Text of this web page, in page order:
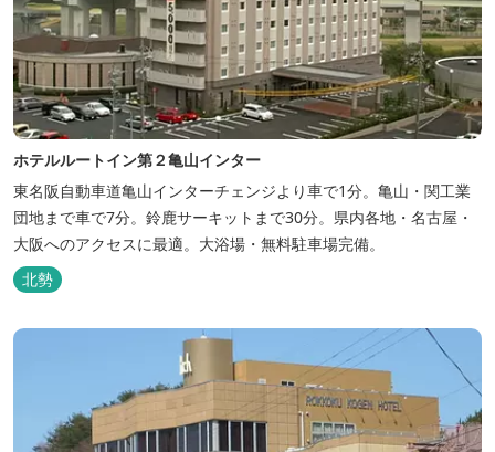
ホテルルートイン第２亀山インター
東名阪自動車道亀山インターチェンジより車で1分。亀山・関工業
団地まで車で7分。鈴鹿サーキットまで30分。県内各地・名古屋・
大阪へのアクセスに最適。大浴場・無料駐車場完備。
北勢